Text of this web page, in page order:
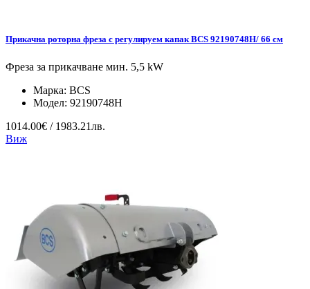
Прикачна роторна фреза с регулируем капак BCS 92190748H/ 66 см
Фреза за прикачване мин. 5,5 kW
Марка: BCS
Модел: 92190748H
1014.00€ / 1983.21лв.
Виж